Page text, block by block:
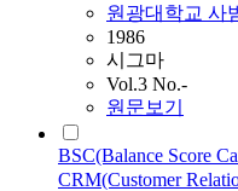
원광대학교 사
1986
시그마
Vol.3 No.-
원문보기
BSC(Balance Score
CRM(Customer